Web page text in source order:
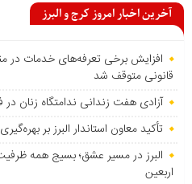
آخرین اخبار امروز کرج و البرز
افزایش برخی تعرفه‌های خدمات در
قانونی متوقف شد
آزادی هفت زندانی ندامتگاه زنان
تأکید معاون استاندار البرز بر
البرز در مسیر عشق؛ بسیج همه
اربعین